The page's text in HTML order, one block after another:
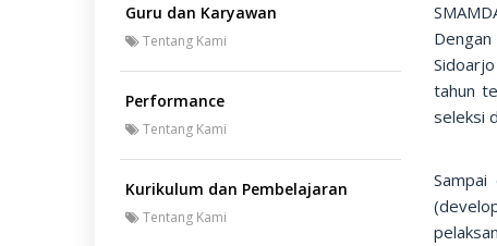
Guru dan Karyawan
Tentang Kami
Performance
Tentang Kami
Kurikulum dan Pembelajaran
Tentang Kami
tahun
seleksi